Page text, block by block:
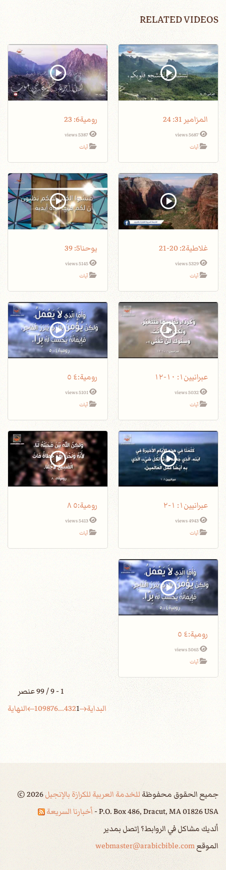
RELATED VIDEOS
المزامير 31: 24
5687 views
آيات
رومية6: 23
5387 views
آيات
غلاطية2: 20-21
5329 views
آيات
يوحنا5: 39
5145 views
آيات
عبرانيين١: ١٠-١٢
5032 views
آيات
5101 views
آيات
عبرانيين١: ١-٢
4943 views
آيات
5413 views
آيات
5065 views
آيات
1 - 9 / 99 عنصر
البداية
1
2
3
4
...
6
7
8
9
10 النهاية
جميع الحقوق محفوظةللخدمة العربية للكرازة بالإنجيل ©2026
P.O. Box 486, Dracut, MA 01826 USA - أخبارنا السريعة
ألديك مشاكل في الروابط؟ إتصل بمدير
الموقعwebmaster@arabicbible.com